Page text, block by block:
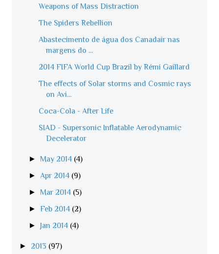
Weapons of Mass Distraction
The Spiders Rebellion
Abastecimento de água dos Canadair nas
margens do ...
2014 FIFA World Cup Brazil by Rémi Gaillard
The effects of Solar storms and Cosmic rays
on Avi...
Coca-Cola - After Life
SIAD - Supersonic Inflatable Aerodynamic
Decelerator
► May 2014 (4)
► Apr 2014 (9)
► Mar 2014 (5)
►Feb 2014 (2)
► Jan 2014 (4)
► 2013 (97)